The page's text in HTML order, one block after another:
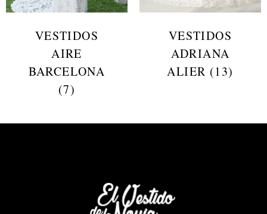
VESTIDOS
AIRE
BARCELONA
(7)
VESTIDOS
ADRIANA
ALIER (13)